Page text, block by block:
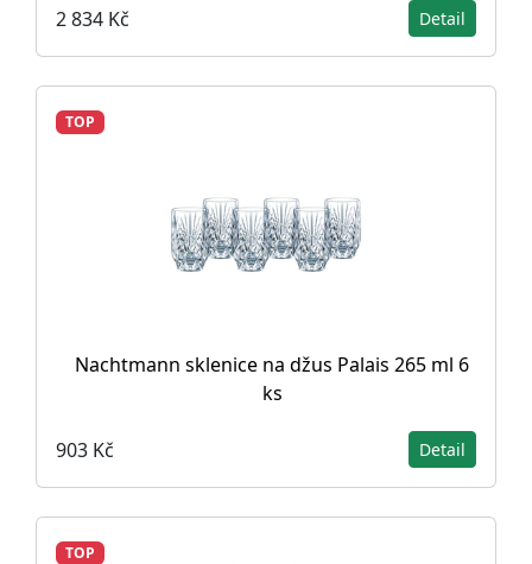
2 834 Kč Detail
TOP
Nachtmann sklenice na džus Palais 265 ml 6
ks
903 Kč Detail
TOP